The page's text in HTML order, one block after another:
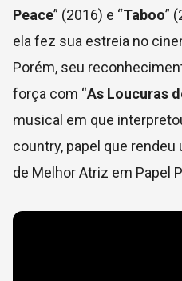
Peace” (2016) e “Taboo”
ela fez sua estreia no
Porém, seu
força com “As Loucuras
musical em que
country, papel que rendeu
de Melhor Atriz em Papel